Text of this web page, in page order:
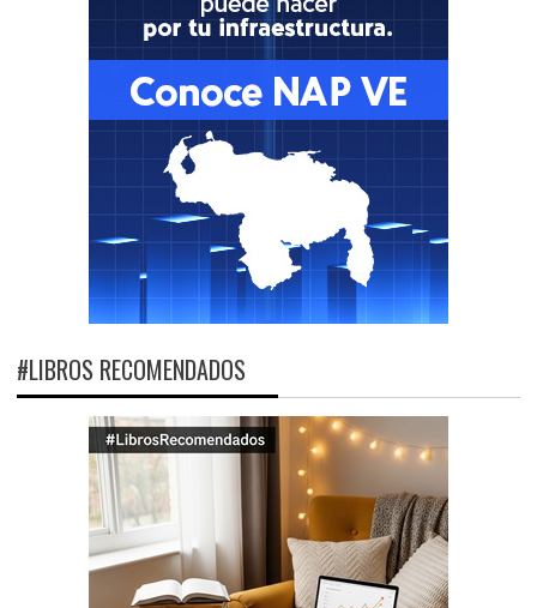
#LIBROS RECOMENDADOS